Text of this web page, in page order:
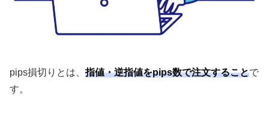
pips損切りとは、指値・逆指値をpips数で注文することで
す。